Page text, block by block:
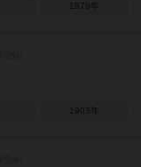
1979年
1903年